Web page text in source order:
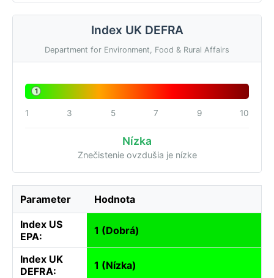
Index UK DEFRA
Department for Environment, Food & Rural Affairs
1
1 3 5 7 9 10
Nízka
Znečistenie ovzdušia je nízke
Parameter Hodnota
Index US
EPA:
1 (Dobrá)
Index UK
DEFRA:
1 (Nízka)